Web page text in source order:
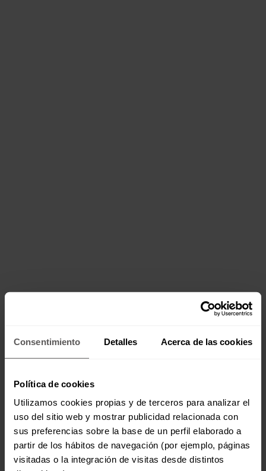
Consentimiento Detalles Acerca de las cookies
Política de cookies
Utilizamos cookies propias y de terceros para analizar el
uso del sitio web y mostrar publicidad relacionada con
sus preferencias sobre la base de un perfil elaborado a
partir de los hábitos de navegación (por ejemplo, páginas
visitadas o la integración de visitas desde distintos